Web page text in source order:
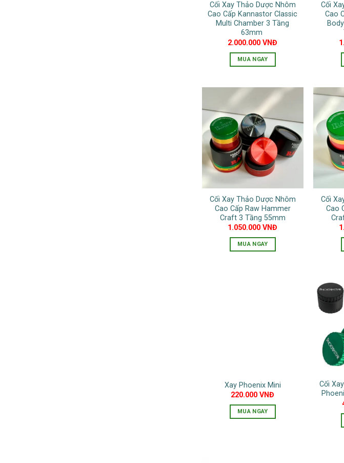
Cối Xay Thảo Dược Nhôm
Cao Cấp Kannastor Classic
Multi Chamber 3 Tầng
63mm
2.000.000VNĐ
MUA NGAY
Cối
Cao
Cối Xay Thảo Dược Nhôm
Cao Cấp Raw Hammer
Craft 3 Tầng 55mm
1.050.000VNĐ
MUA NGAY
thể
được
chọn
Cối
Cao
Xay Phoenix Mini
220.000VNĐ
MUA NGAY
Cối